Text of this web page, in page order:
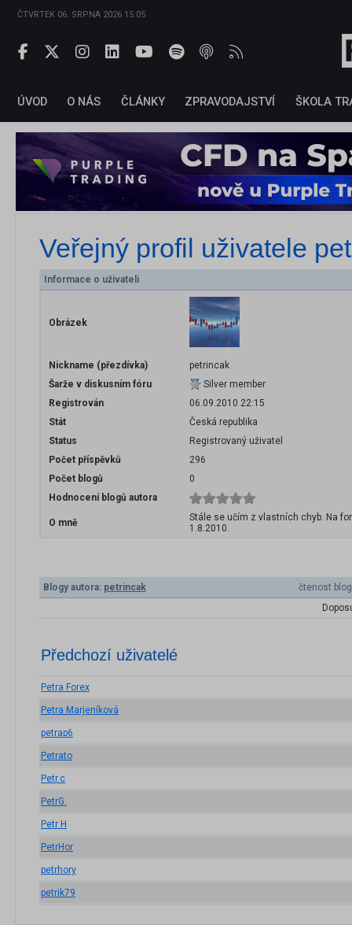
ČTVRTEK 06. SRPNA 2026 15:05
ÚVOD O NÁS ČLÁNKY ZPRAVODAJSTVÍ ŠKOLA
Veřejný profil uživatele
Informace o uživateli
Obrázek
Nickname (přezdívka)
petrincak
Šarže v diskusním fóru
Silver member
Registrován
06.09.2010 22:15
Stát
Česká republika
Status
Registrovaný uživatel
Počet příspěvků
296
Počet blogů
0
Hodnocení blogů autora
O mně
Stále se učím z vlastních chyb. Na
1.8.2010.
Blogy autora: petrincak
čtenost
Předchozí uživatelé
Petra Forex
Petra Marjeníková
petrap6
Petrato
Petr.c
PetrG.
Petr H
PetrHor
petrhory
petrik79